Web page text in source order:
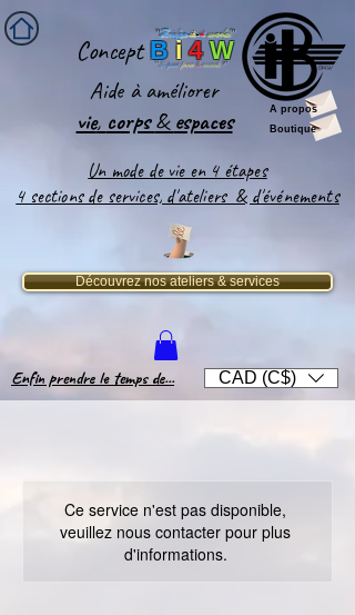
''Le pontpour le monde!''
ConceptB i 4 W
''Bridge-it-4world''
Aide à améliorer
vie, corps&espaces​
A propos
Boutique
Un mode de vie en 4 étapes
4 sections de services, d'ateliers & d'événements
CAD (C$)
Enfin prendre le temps de...
Découvrez nos ateliers & services
Ce service n'est pas disponible,
veuillez nous contacter pour plus
d'informations.